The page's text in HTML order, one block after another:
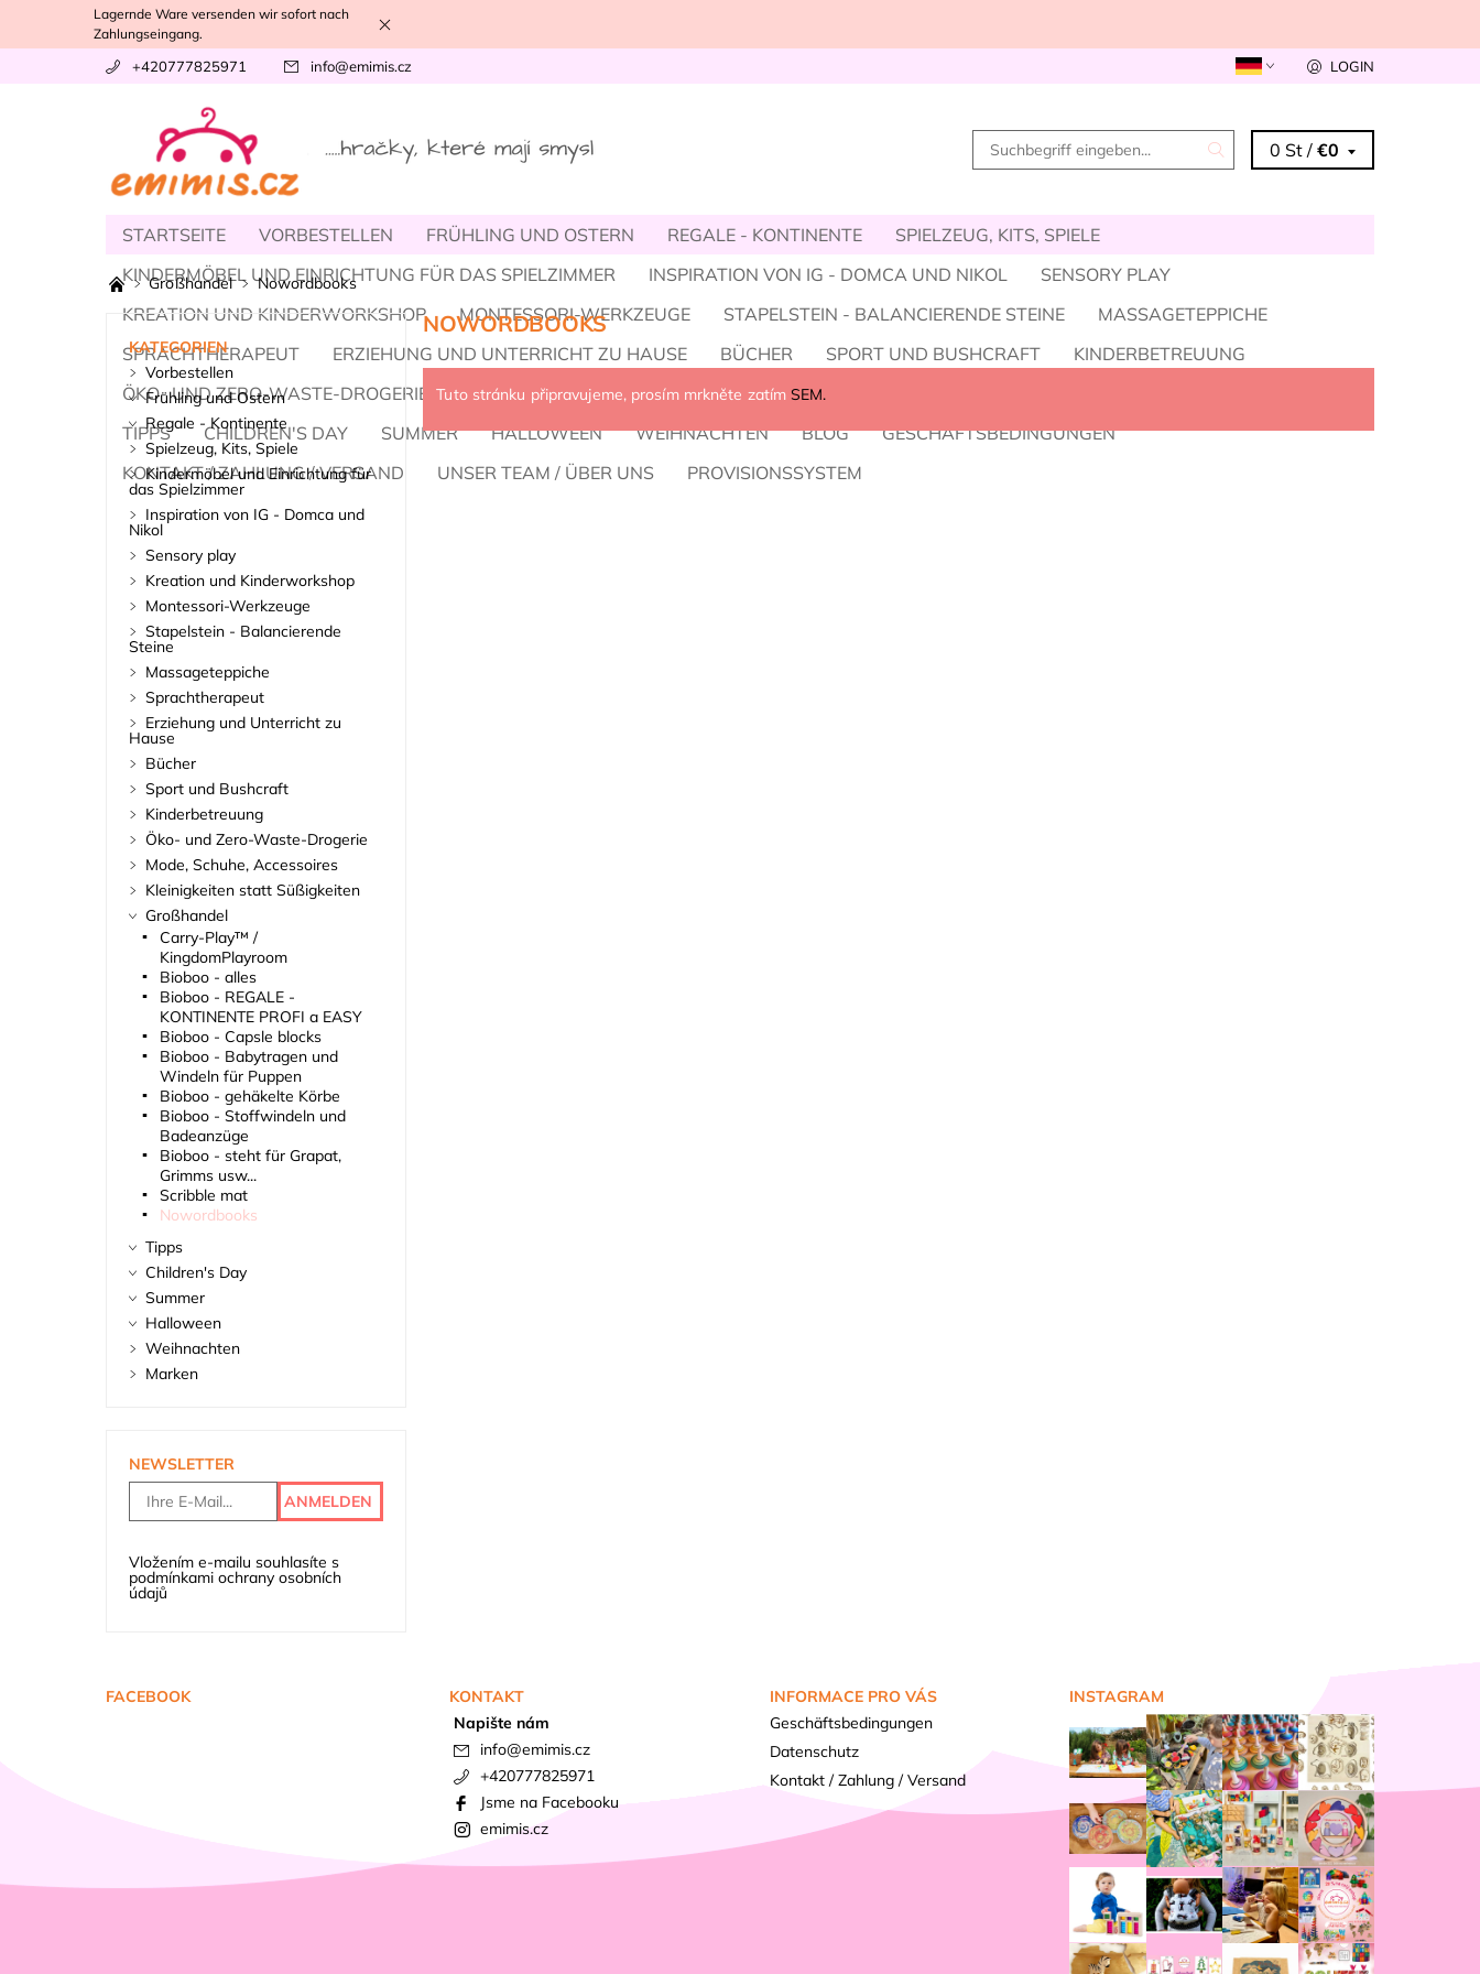
Lagernde Ware versenden wir sofort nach
Zahlungseingang.
+420777825971 info@emimis.cz LOGIN
0 St /€0
STARTSEITE VORBESTELLEN FRÜHLING UND OSTERN REGALE - KONTINENTE
SPIELZEUG, KITS, SPIELE
KINDERMÖBEL UND EINRICHTUNG FÜR DAS SPIELZIMMER
INSPIRATION VON IG - DOMCA UND NIKOL
SENSORY PLAY
KREATION UND KINDERWORKSHOP
MONTESSORI-WERKZEUGE STAPELSTEIN - BALANCIERENDE STEINE
MASSAGETEPPICHE
SPRACHTHERAPEUT
ERZIEHUNG UND UNTERRICHT ZU HAUSE BÜCHER SPORT UND BUSHCRAFT
KINDERBETREUUNG
ÖKO- UND ZERO-WASTE-DROGERIE
MODE, SCHUHE, ACCESSOIRES KLEINIGKEITEN STATT SÜSSIGKEITEN
TIPPS
CHILDREN'S DAY SUMMER HALLOWEEN WEIHNACHTEN BLOG
GESCHÄFTSBEDINGUNGEN
KONTAKT / ZAHLUNG / VERSAND
UNSER TEAM / ÜBER UNS PROVISIONSSYSTEM
Großhandel Nowordbooks
NOWORDBOOKS
Tuto stránku připravujeme, prosím mrkněte zatímSEM.
KATEGORIEN
Vorbestellen
Frühling und Ostern
Regale - Kontinente
Spielzeug, Kits, Spiele
Kindermöbel und Einrichtung für
das Spielzimmer
Inspiration von IG - Domca und
Nikol
Sensory play
Kreation und Kinderworkshop
Montessori-Werkzeuge
Stapelstein - Balancierende
Steine
Massageteppiche
Sprachtherapeut
Erziehung und Unterricht zu
Hause
Bücher
Sport und Bushcraft
Kinderbetreuung
Öko- und Zero-Waste-Drogerie
Mode, Schuhe, Accessoires
Kleinigkeiten statt Süßigkeiten
Großhandel
Carry-Play™ /
KingdomPlayroom
Bioboo - alles
Bioboo - REGALE -
KONTINENTE PROFI a EASY
Bioboo - Capsle blocks
Bioboo - Babytragen und
Windeln für Puppen
Bioboo - gehäkelte Körbe
Bioboo - Stoffwindeln und
Badeanzüge
Bioboo - steht für Grapat,
Grimms usw...
Scribble mat
Nowordbooks
Tipps
Children's Day
Summer
Halloween
Weihnachten
Marken
NEWSLETTER
Vložením e-mailu souhlasíte s
podmínkami ochrany osobních
údajů
FACEBOOK
KONTAKT
Napište nám
info@emimis.cz
+420777825971
Jsme na Facebooku
emimis.cz
INFORMACE PRO VÁS
Geschäftsbedingungen
Datenschutz
Kontakt / Zahlung / Versand
INSTAGRAM